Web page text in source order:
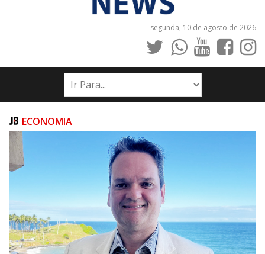
segunda, 10 de agosto de 2026
INÍCIO
NOTÍCIAS
PUBLICAÇÕES LEGAIS
CONTATO
ECONOMIA